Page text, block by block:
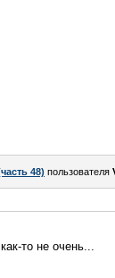
48) пользователя
то не очень...